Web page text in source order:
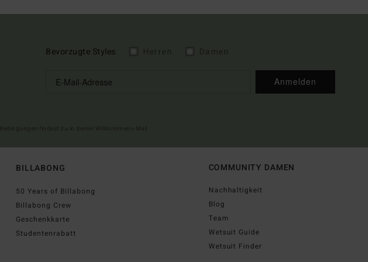
Bevorzugte Styles
Anmelden
BILLABONG
50 Years of Billabong
Billabong Crew
Geschenkkarte
Studentenrabatt
COMMUNITY DAMEN
Nachhaltigkeit
Blog
Team
Wetsuit Guide
Wetsuit Finder